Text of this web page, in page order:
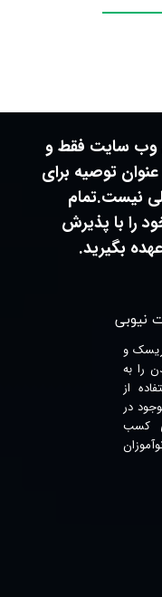
و
را به
از
در
کسب
نیوبی
وب سایت فقط و
توصیه برای
نیست.تمام
را با پذیرش
بگیرید.